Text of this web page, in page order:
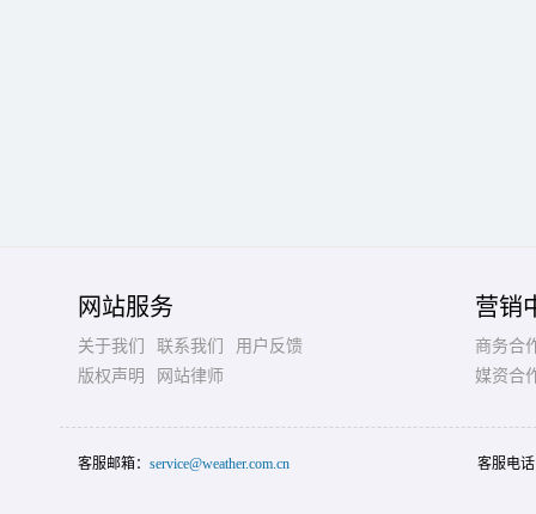
网站服务
关于我们 联系我们
用户反馈
版权声明
网站律师
营销
商务合
媒资合
客服邮箱： service@weather.com.cn 客服电